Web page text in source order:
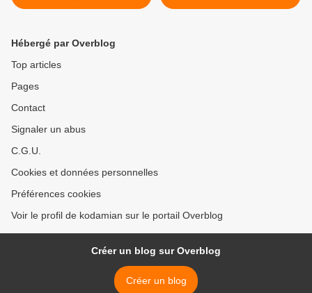
contrairement à Wallis
rentrée scolaire >
Hébergé par Overblog
Top articles
Pages
Contact
Signaler un abus
C.G.U.
Cookies et données personnelles
Préférences cookies
Voir le profil de kodamian sur le portail Overblog
Créer un blog sur Overblog
Créer un blog